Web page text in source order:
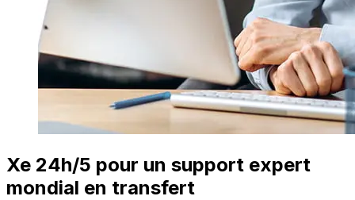
Xe 24h/5 pour un support expert
mondial en transfert